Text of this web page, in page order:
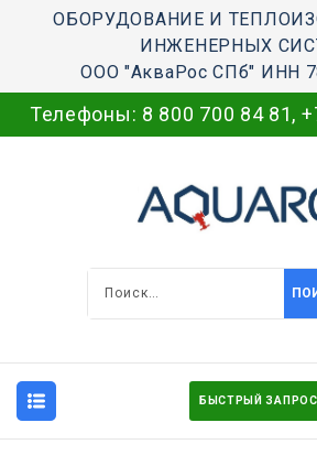
ОБОРУДОВАНИЕ И
ИНЖЕНЕРНЫХ
ООО "АкваРос СПб" ИНН
Телефоны: 8 800 700 84 81,
БЫСТРЫЙ ЗАПРОС